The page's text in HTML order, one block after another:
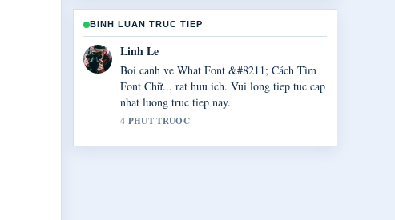
BINH LUAN TRUC TIEP
Bao Chau Pham
Bao phu ve Chuyển File Word Sang PDF
&#8211; Công... rat chac chan va de theo
doi.
6 PHUT TRUOC